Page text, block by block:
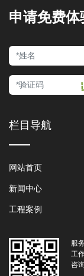
申请免费体
栏目导航
网站首页
新闻中心
工程案例
服
工
咨